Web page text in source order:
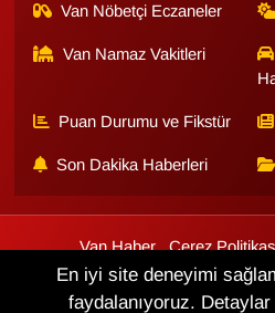
Van Nöbetçi Eczaneler
Van Namaz Vakitleri
Puan Durumu ve Fikstür
Son Dakika Haberleri
Van Haber Çerez
Üyelik Sözleşmesi
Veri
En iyi site deneyimi
faydalanıyoruz. Detaylar
TEBRİK
TEKNOLOJİ
Turizm
VAN'DA SPOR
YAŞAM